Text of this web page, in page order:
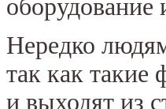
оборудование
Нередко
так как такие
и выходят из